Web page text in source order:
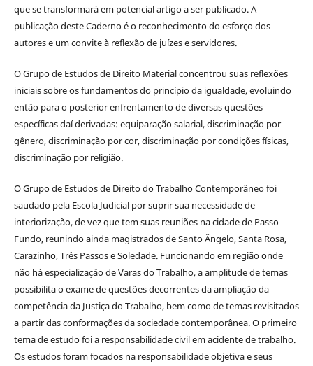
que se transformará em potencial artigo a ser publicado. A
publicação deste Caderno é o reconhecimento do esforço dos
autores e um convite à reflexão de juízes e servidores.
O Grupo de Estudos de Direito Material concentrou suas reflexões
iniciais sobre os fundamentos do princípio da igualdade, evoluindo
então para o posterior enfrentamento de diversas questões
específicas daí derivadas: equiparação salarial, discriminação por
gênero, discriminação por cor, discriminação por condições físicas,
discriminação por religião.
O Grupo de Estudos de Direito do Trabalho Contemporâneo foi
saudado pela Escola Judicial por suprir sua necessidade de
interiorização, de vez que tem suas reuniões na cidade de Passo
Fundo, reunindo ainda magistrados de Santo Ângelo, Santa Rosa,
Carazinho, Três Passos e Soledade. Funcionando em região onde
não há especialização de Varas do Trabalho, a amplitude de temas
possibilita o exame de questões decorrentes da ampliação da
competência da Justiça do Trabalho, bem como de temas revisitados
a partir das conformações da sociedade contemporânea. O primeiro
tema de estudo foi a responsabilidade civil em acidente de trabalho.
Os estudos foram focados na responsabilidade objetiva e seus